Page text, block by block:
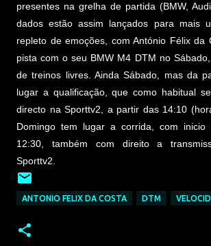
presentes na grelha de partida (BMW,
dados estão assim lançados para mais
repleto de emoções, com António Félix da
pista com o seu BMW M4 DTM no
de treinos livres. Ainda Sábado, mas da
lugar a qualificação, que como habitual
directo na Sporttv2, a partir das 14:10
Domingo tem lugar a corrida, com inicio
12:30, também com direito a
Sporttv2.
ANTONIO FELIX DA COSTA DTM